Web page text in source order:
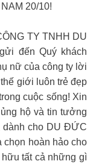
20/10!
TY TNHH DU
đến Quý khách
nữ của công ty lời
giới luôn trẻ đẹp
cuộc sống! Xin
hộ và tin tưởng
dành cho DU ĐỨC
chọn hoàn hảo cho
tất cả những gì